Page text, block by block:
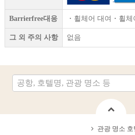
Barrierfree대응 ・휠체어 대여・휠
그 외 주의 사항 없음
관광 명소 호